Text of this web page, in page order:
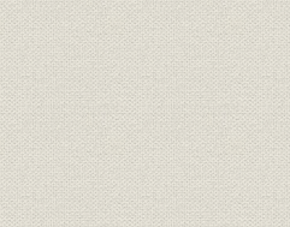
(2) サービスの向上
II 経営刷新と成長の時代(昭和
1. 経営環境の変化と経営施
2. 需要構造の変化と供給